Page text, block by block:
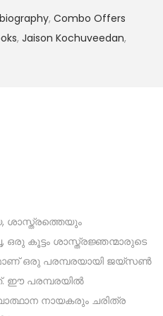
, Combo Offers
, Jaison Kochuveedan,
ശാസ്ത്രത്തെയും
ഒരു കൂട്ടം ശാസ്ത്രജ്ഞന്മാരുടെ
ഒരു പരമ്പരയായി ജയ്‌സൺ
ഈ പരമ്പരയിൽ
നായകരും ചരിത്ര